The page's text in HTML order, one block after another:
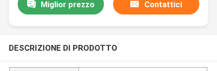
Miglior prezzo Contattici
DESCRIZIONE DI PRODOTTO